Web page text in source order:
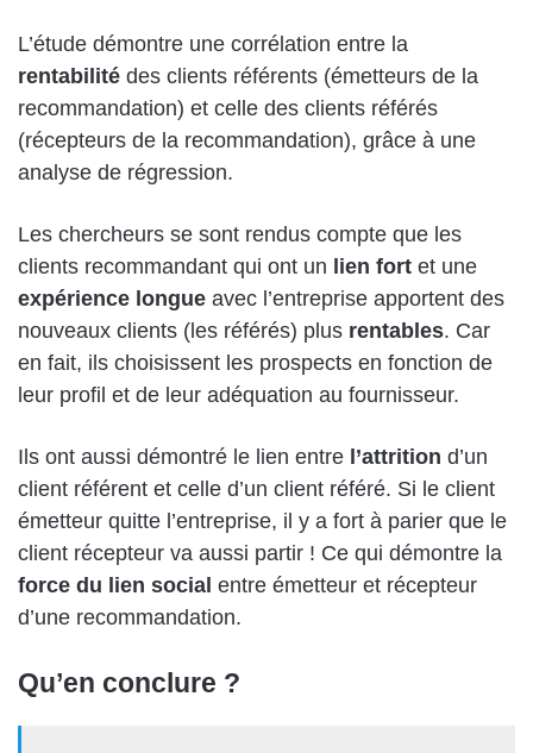
L’étude démontre une corrélation entre la
rentabilité des clients référents (émetteurs de la
recommandation) et celle des clients référés
(récepteurs de la recommandation), grâce à une
analyse de régression.
Les chercheurs se sont rendus compte que les
clients recommandant qui ont un lien fort et une
expérience longue avec l’entreprise apportent des
nouveaux clients (les référés) plus rentables. Car
en fait, ils choisissent les prospects en fonction de
leur profil et de leur adéquation au fournisseur.
Ils ont aussi démontré le lien entre l’attrition d’un
client référent et celle d’un client référé. Si le client
émetteur quitte l’entreprise, il y a fort à parier que le
client récepteur va aussi partir ! Ce qui démontre la
force du lien social entre émetteur et récepteur
d’une recommandation.
Qu’en conclure ?